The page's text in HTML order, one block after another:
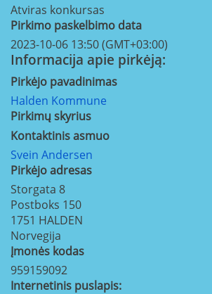
Atviras konkursas
Pirkimo paskelbimo data
2023-10-06 13:50 (GMT+03:00)
Informacija apie pirkėją:
Pirkėjo pavadinimas
Halden Kommune
Pirkimų skyrius
Kontaktinis asmuo
Svein Andersen
Pirkėjo adresas
Storgata 8
Postboks 150
1751 HALDEN
Norvegija
Įmonės kodas
959159092
Internetinis puslapis: